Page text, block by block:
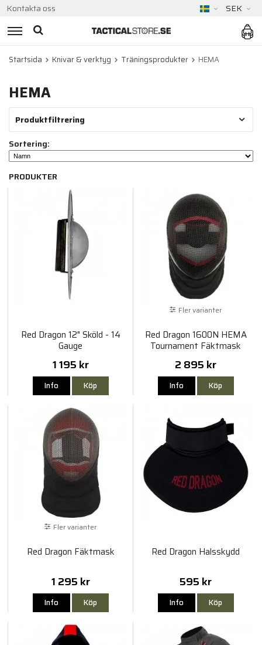
Kontakta oss SEK
Startsida Knivar & verktyg Träningsprodukter HEMA
HEMA
Produktfiltrering
Sortering:
PRODUKTER
Red Dragon 12" Sköld - 14
Gauge
1 195 kr
Info Köp
Fler varianter
Red Dragon 1600N HEMA
Tournament Fäktmask
2 895 kr
Info Köp
Fler varianter
Red Dragon Fäktmask
1 295 kr
Info Köp
Red Dragon Halsskydd
595 kr
Info Köp